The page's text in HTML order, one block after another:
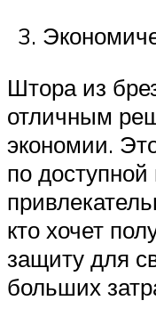
Штора из
отличным
экономии.
по доступной
кто хочет
защиту для
больших